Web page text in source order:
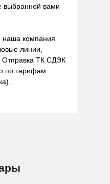
выбранной вами
наша компания
линии,
ТК СДЭК
по тарифам